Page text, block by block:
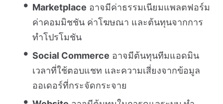
Marketplace อาจมีค่าธรรมเนียมแพลตฟอร์ม
ค่าคอมมิชชัน ค่าโฆษณา และต้นทุนจากการ
ทำโปรโมชัน
Social Commerce อาจมีต้นทุนทีมแอดมิน
เวลาที่ใช้ตอบแชท และความเสี่ยงจากข้อมูล
ออเดอร์ที่กระจัดกระจาย